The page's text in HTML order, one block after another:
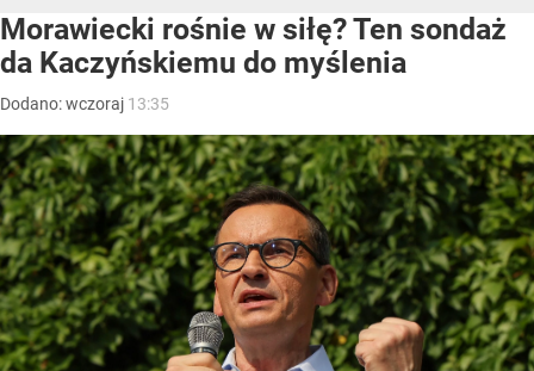
Morawiecki rośnie w siłę? Ten sondaż
da Kaczyńskiemu do myślenia
Dodano:wczoraj 13:35